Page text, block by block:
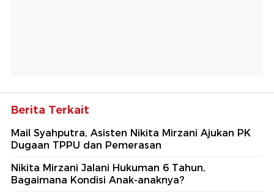
Berita Terkait
Mail Syahputra, Asisten Nikita Mirzani Ajukan PK
Dugaan TPPU dan Pemerasan
Nikita Mirzani Jalani Hukuman 6 Tahun,
Bagaimana Kondisi Anak-anaknya?